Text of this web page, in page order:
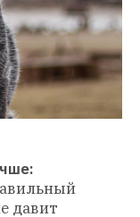
давит